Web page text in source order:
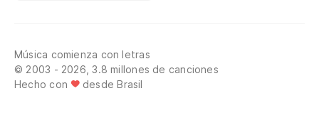
Música comienza con letras
© 2003 - 2026, 3.8 millones de canciones
Hecho con
desde Brasil